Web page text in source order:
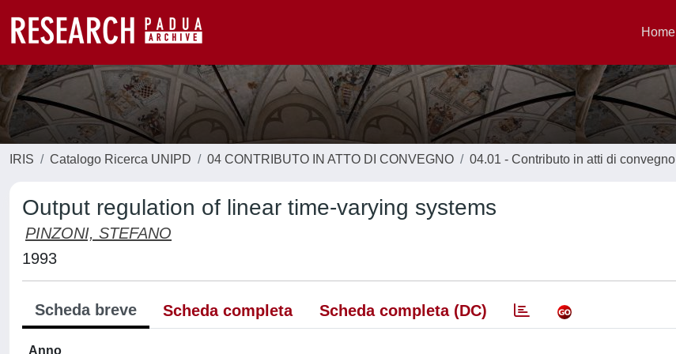
Home
IRIS Catalogo Ricerca UNIPD 04 CONTRIBUTO IN ATTO DI CONVEGNO 04.01 - Contributo in atti di convegno
Output regulation of linear time-varying systems
PINZONI, STEFANO
1993
Scheda breve Scheda completa Scheda completa (DC)
Anno